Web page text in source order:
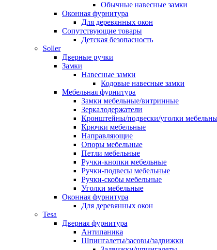
Обычные навесные замки
Оконная фурнитура
Для деревянных окон
Сопутствующие товары
Детская безопасность
Soller
Дверные ручки
Замки
Навесные замки
Кодовые навесные замки
Мебельная фурнитура
Замки мебельные/витринные
Зеркалодержатели
Кронштейны/подвески/уголки
Крючки мебельные
Направляющие
Опоры мебельные
Петли мебельные
Ручки-кнопки мебельные
Ручки-подвесы мебельные
Ручки-скобы мебельные
Уголки мебельные
Оконная фурнитура
Для деревянных окон
Tesa
Дверная фурнитура
Антипаника
Шпингалеты/засовы/задвижки